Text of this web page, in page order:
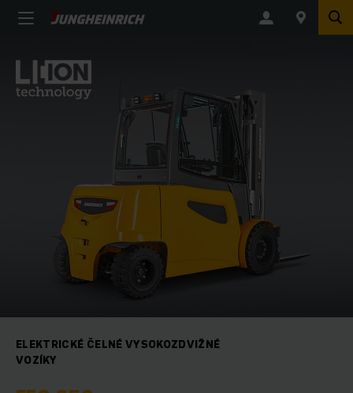
ELEKTRICKÉ ČELNÉ VYSOKOZDVIŽNÉ
VOZÍKY